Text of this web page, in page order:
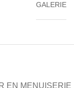
GALERIE
EN MENUISERIE